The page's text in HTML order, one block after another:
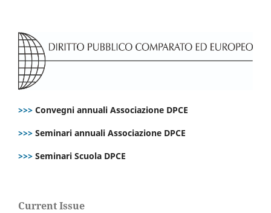
>>> Convegni annuali Associazione DPCE
>>> Seminari annuali Associazione DPCE
>>> Seminari Scuola DPCE
Current Issue